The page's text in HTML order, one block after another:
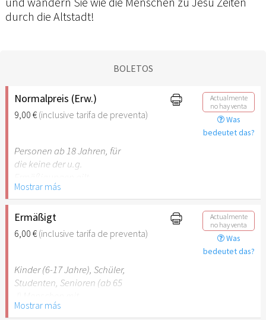
durch die Altstadt!
BOLETOS
Normalpreis (Erw.)
9,00 €(inclusive tarifa de preventa)
Actualmente
no hay venta
Was
bedeutet das?
Personen ab 18 Jahren, für
die keine der u.g.
Mostrar más
Ermäßigt
6,00 €(inclusive tarifa de preventa)
Actualmente
no hay venta
Was
bedeutet das?
Kinder (6-17 Jahre), Schüler,
Studenten, Senioren (ab 65
Behinderung (ab 50%),
Mostrar más